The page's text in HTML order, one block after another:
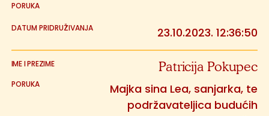
23.10.2023. 12:36:50
Patricija Pokupec
Majka sina Lea, sanjarka, te
podržavateljica budućih